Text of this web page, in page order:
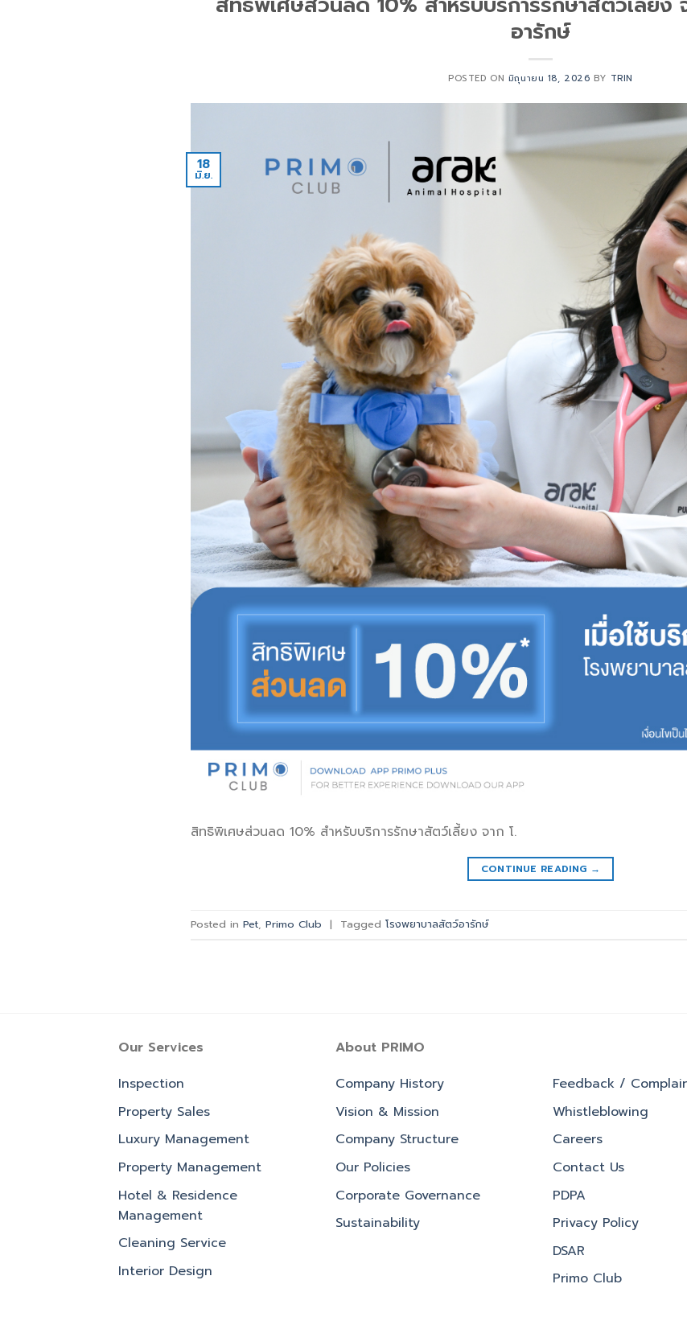
อารักษ์
POSTED ON มิถุนายน 18, 2026 BY TRIN
18
มิ.ย.
สิทธิพิเศษส่วนลด 10% สำหรับบริการรักษาสัตว์เลี้ยง จาก โ.
CONTINUE READING →
Posted in Pet, Primo Club | Tagged โรงพยาบาลสัตว์อารักษ์
Our Services
Inspection
Property Sales
Luxury Management
Property Management
Hotel & Residence
Management
Cleaning Service
Interior Design
About PRIMO
Company History
Vision & Mission
Company Structure
Our Policies
Corporate Governance
Sustainability
Feedback /
Whistleblowing
Careers
Contact Us
PDPA
Privacy Policy
DSAR
Primo Club